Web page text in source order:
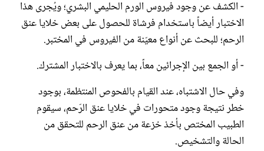
- الكشف عن وجود فيروس الورم الحليمي البشري؛ ويُجرى هذا
الاختبار أيضاً باستخدام فرشاة للحصول على بعض خلايا عنق
الرحم؛ للبحث عن أنواع معيّنة من الفيروس في المختبر.
- أو الجمع بين الإجرائين معاً، بما يعرف بالاختبار المشترك.
وفي حال الاشتباه، عند القيام بالفحوص المنتظمة، بوجود
خطر نتيجة وجود متحورات في خلايا عنق الرّحم، سيقوم
الطبيب المختص بأخذ خزعة من عنق الرحم للتحقق من
الحالة والتشخيص.